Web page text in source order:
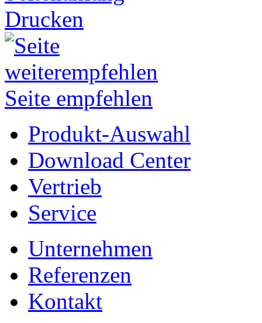
Drucken
Seite empfehlen
Produkt-Auswahl
Download Center
Vertrieb
Service
Unternehmen
Referenzen
Kontakt